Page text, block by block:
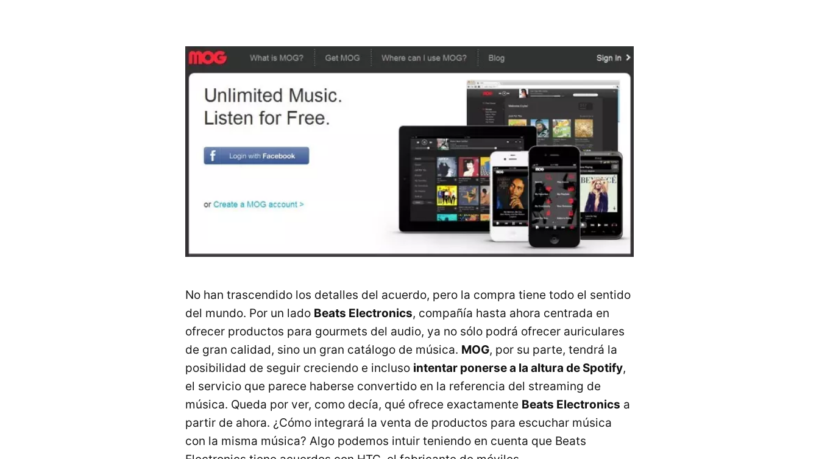
No han trascendido los detalles del acuerdo, pero la compra tiene todo el sentido
del mundo. Por un lado Beats Electronics, compañía hasta ahora centrada en
ofrecer productos para gourmets del audio, ya no sólo podrá ofrecer auriculares
de gran calidad, sino un gran catálogo de música. MOG, por su parte, tendrá la
posibilidad de seguir creciendo e incluso intentar ponerse a la altura de Spotify,
el servicio que parece haberse convertido en la referencia del streaming de
música. Queda por ver, como decía, qué ofrece exactamente Beats Electronics a
partir de ahora. ¿Cómo integrará la venta de productos para escuchar música
con la misma música? Algo podemos intuir teniendo en cuenta que Beats